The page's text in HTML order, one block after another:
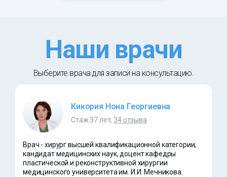
Наши врачи
Выберите врача для записи на консультацию.
Кикория Нона Георгиевна
Стаж 37 лет, 34 отзыва
Врач - хирург высшей квалификационной категории,
кандидат медицинских наук, доцент кафедры
пластической и реконструктивной хирургии
медицинского университета им. И.И. Мечникова.